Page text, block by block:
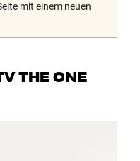
mit einem neuen
THE ONE